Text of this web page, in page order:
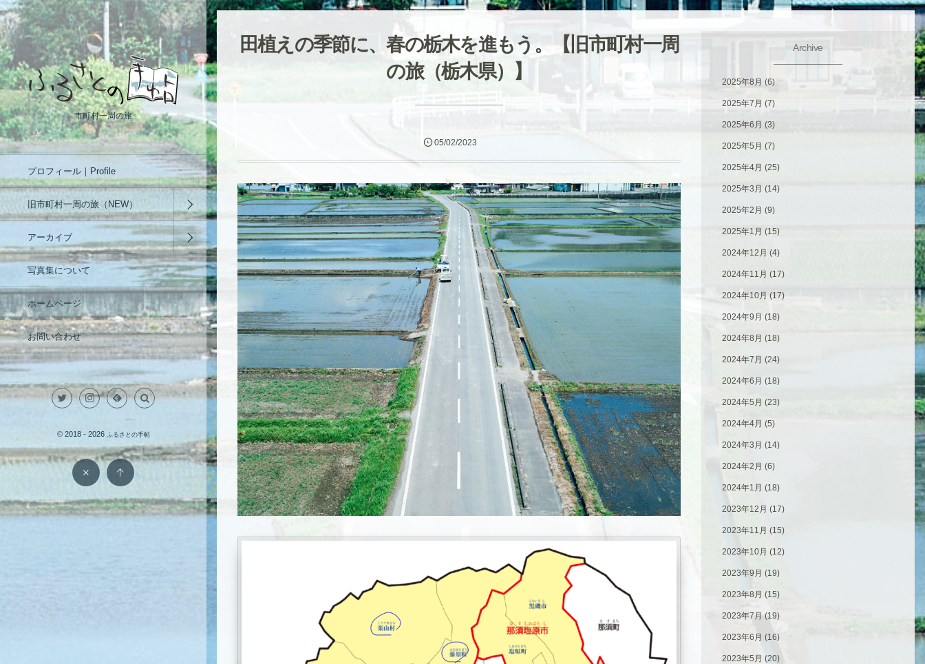
市町村一周の旅
プロフィール｜Profile
旧市町村一周の旅（NEW）
アーカイブ
写真集について
ホームページ
お問い合わせ
© 2018 - 2026 ふるさとの手帖
田植えの季節に、春の栃木を進もう。【旧市町村一周
の旅（栃木県）】
05/02/2023
Archive
2025年8月 (6)
2025年7月 (7)
2025年6月 (3)
2025年5月 (7)
2025年4月 (25)
2025年3月 (14)
2025年2月 (9)
2025年1月 (15)
2024年12月 (4)
2024年11月 (17)
2024年10月 (17)
2024年9月 (18)
2024年8月 (18)
2024年7月 (24)
2024年6月 (18)
2024年5月 (23)
2024年4月 (5)
2024年3月 (14)
2024年2月 (6)
2024年1月 (18)
2023年12月 (17)
2023年11月 (15)
2023年10月 (12)
2023年9月 (19)
2023年8月 (15)
2023年7月 (19)
2023年6月 (16)
2023年5月 (20)